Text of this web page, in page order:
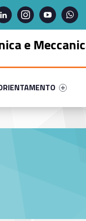
e
57069-57
identifier #link-menu-
instagramyoutube